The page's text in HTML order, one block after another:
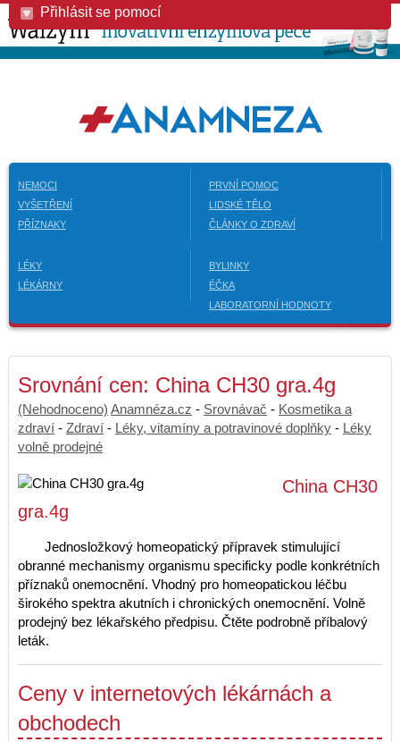
Přihlásit se pomocí
NEMOCI
VYŠETŘENÍ
PŘÍZNAKY
PRVNÍ POMOC
LIDSKÉ TĚLO
ČLÁNKY O ZDRAVÍ
LÉKY
LÉKÁRNY
BYLINKY
ÉČKA
LABORATORNÍ HODNOTY
Srovnání cen: China CH30 gra.4g
(Nehodnoceno) Anamnéza.cz - Srovnávač - Kosmetika a
zdraví - Zdraví - Léky, vitamíny a potravinové doplňky - Léky
volně prodejné
China CH30
gra.4g
Jednosložkový homeopatický přípravek stimulující
obranné mechanismy organismu specificky podle konkrétních
příznaků onemocnění. Vhodný pro homeopatickou léčbu
širokého spektra akutních i chronických onemocnění. Volně
prodejný bez lékařského předpisu. Čtěte podrobně příbalový
leták.
Ceny v internetových lékárnách a
obchodech